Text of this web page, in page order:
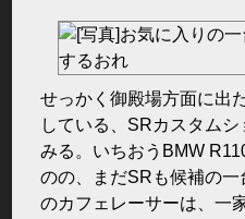
せっかく御殿場方面に出
している、SRカスタム
みる。いちおうBMW
のの、まだSRも候補の
のカフェレーサーは、一